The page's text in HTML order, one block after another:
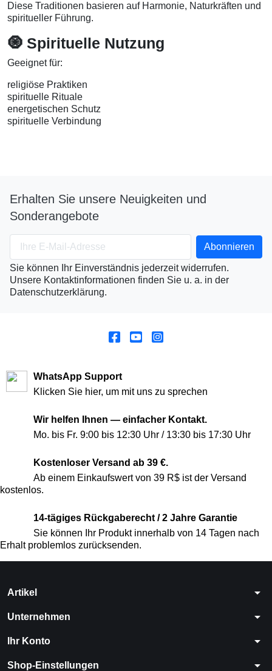
Diese Traditionen basieren auf Harmonie, Naturkräften und
spiritueller Führung.
🧿 Spirituelle Nutzung
Geeignet für:
religiöse Praktiken
spirituelle Rituale
energetischen Schutz
spirituelle Verbindung
Erhalten Sie unsere Neuigkeiten und
Sonderangebote
Sie können Ihr Einverständnis jederzeit widerrufen.
Unsere Kontaktinformationen finden Sie u. a. in der
Datenschutzerklärung.
WhatsApp Support
Klicken Sie hier, um mit uns zu sprechen
Wir helfen Ihnen — einfacher Kontakt.
Mo. bis Fr. 9:00 bis 12:30 Uhr / 13:30 bis 17:30 Uhr
Kostenloser Versand ab 39 €.
Ab einem Einkaufswert von 39 R$ ist der Versand
kostenlos.
14-tägiges Rückgaberecht / 2 Jahre Garantie
Sie können Ihr Produkt innerhalb von 14 Tagen nach
Erhalt problemlos zurücksenden.
Artikel arrow_drop_down
Unternehmen arrow_drop_down
Ihr Konto arrow_drop_down
Shop-Einstellungen arrow_drop_down